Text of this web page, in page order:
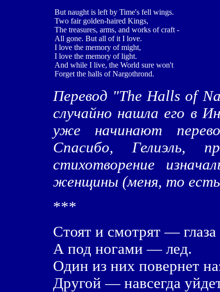
But naught is left by Time's fell wings.
Two fair golden-haired Kings,
The treasures, arms, and works of craft -
All gone. But all of it I love.
I love the memory of might,
I love the memory of light.
And while I live, the World sure won't
Forget the halls of Nargothrond.
Перевод "The Halls of
случайно нашла его в
уже начинают
Спасибо, Гелиэль,
стихотворение
женщины (меня, то
***
Стоят и смотрят — глаза
А под ногами — лед.
Один из них повернет
Другой — навсегда